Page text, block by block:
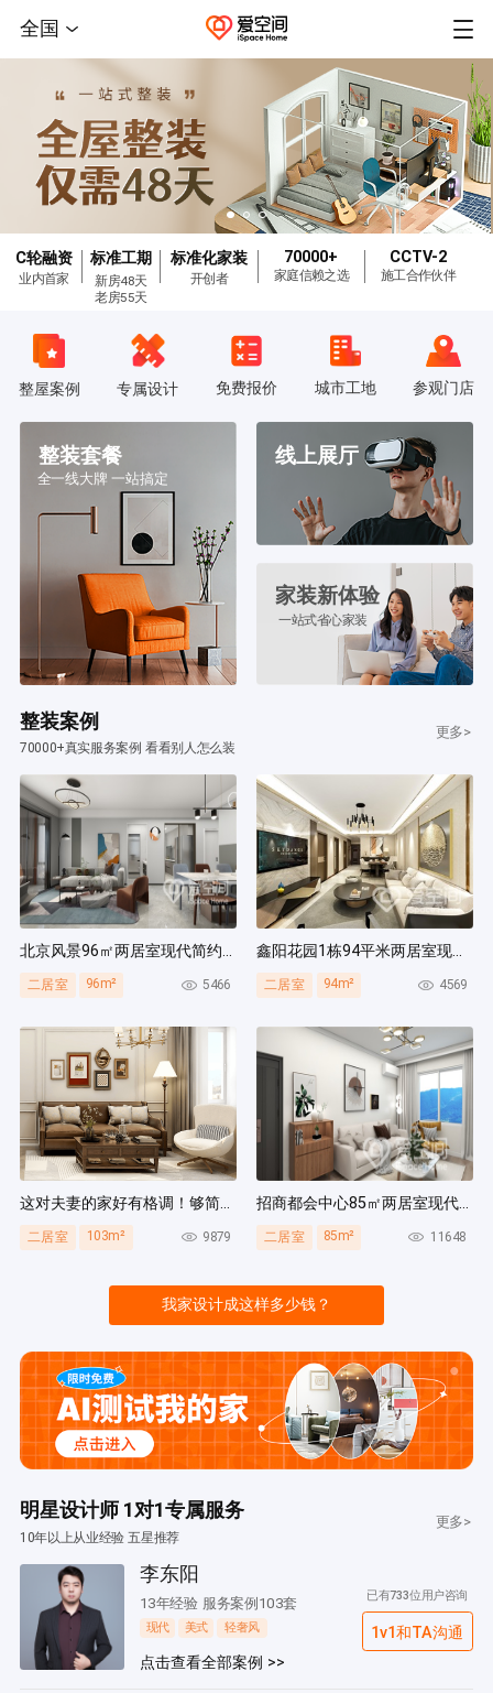
全国
C轮融资
业内首家
标准工期
新房48天
老房55天
标准化家装
开创者
70000+
家庭信赖之选
CCTV-2
施工合作伙伴
整屋案例 专属设计 免费报价 城市工地 参观门店
整装套餐
全一线大牌 一站搞定
线上展厅
家装新体验
一站式省心家装
整装案例
70000+真实服务案例 看看别人怎么装
更多>
北京风景96㎡两居室现代简约风装修案例
二居室 96m² 5466
鑫阳花园1栋94平米两居室现代简约风装修案例
二居室 94m² 4569
这对夫妻的家好有格调！够简洁还复古，好打扫卫生太贴心~
二居室 103m² 9879
招商都会中心85㎡两居室现代简约风装修案例
二居室 85m² 11648
我家设计成这样多少钱？
明星设计师 1对1专属服务
10年以上从业经验 五星推荐
更多>
李东阳
13年经验 服务案例103套
现代 美式 轻奢风
点击查看全部案例 >>
已有733位用户咨询
1v1和TA沟通